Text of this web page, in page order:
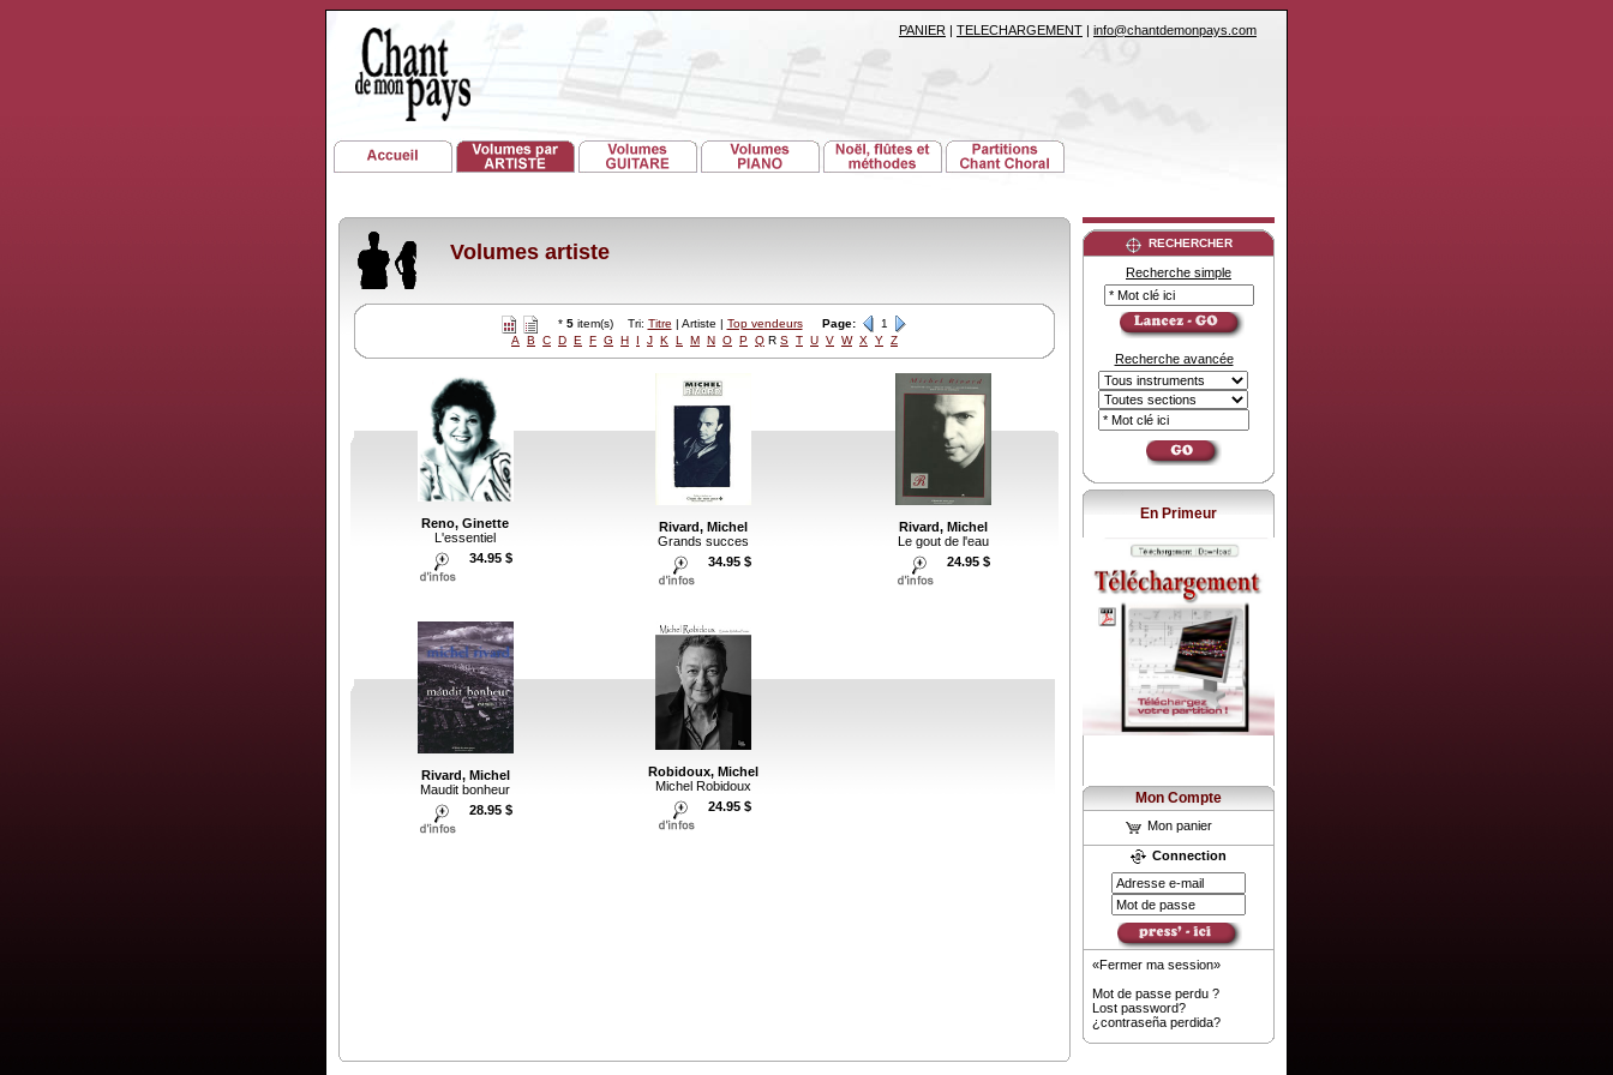
PANIER | TELECHARGEMENT | info@chantdemonpays.com
Volumes artiste
* 5item(s) Tri: Titre | Artiste | Top vendeurs Page:
1
A
B C D E F G H I J K L M N O P Q R S T U V W X Y Z
Reno, Ginette
L'essentiel
34.95 $
Rivard, Michel
Grands succes
34.95 $
Rivard, Michel
Le gout de l'eau
24.95 $
Rivard, Michel
Maudit bonheur
28.95 $
Robidoux, Michel
Michel Robidoux
24.95 $
RECHERCHER
Recherche simple
Recherche avancée
En Primeur
Mon Compte
Mon panier
Connection
«Fermer ma session»
Mot de passe perdu ?
Lost password?
¿contraseña perdida?